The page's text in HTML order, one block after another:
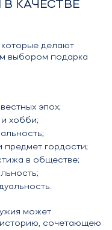
КАЧЕСТВЕ
делают
выбором подарка
эпох;
хобби;
предмет гордости;
в обществе;
может
историю, сочетающею